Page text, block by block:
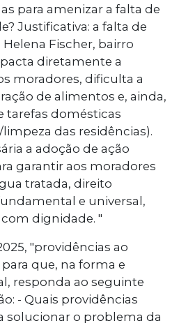
para amenizar a falta de
Justificativa: a falta de
Fischer, bairro
diretamente a
moradores, dificulta a
de alimentos e, ainda,
tarefas domésticas
das residências).
a adoção de ação
garantir aos moradores
tratada, direito
e universal,
dignidade. "
, "providências ao
que, na forma e
responda ao seguinte
- Quais providências
solucionar o problema da